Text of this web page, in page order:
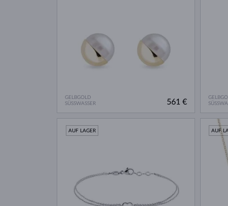
GELBGOLD
SÜSSWASSER
561 €
AUF LAGER AUF